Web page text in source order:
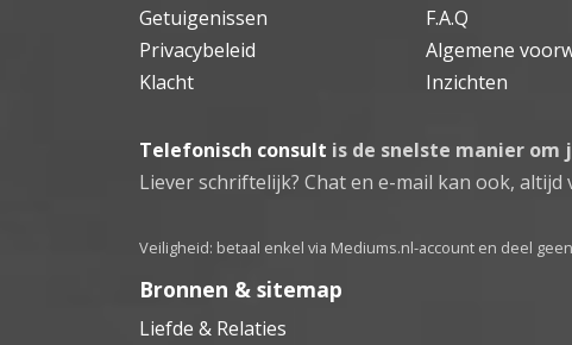
Getuigenissen
F.A.Q
Privacybeleid
Algemene
Klacht
Inzichten
Telefonisch consult is de snelste manier
Liever schriftelijk? Chat en e-mail kan ook, altijd
Veiligheid: betaal enkel via Mediums.nl-account en deel
Bronnen & sitemap
Liefde & Relaties